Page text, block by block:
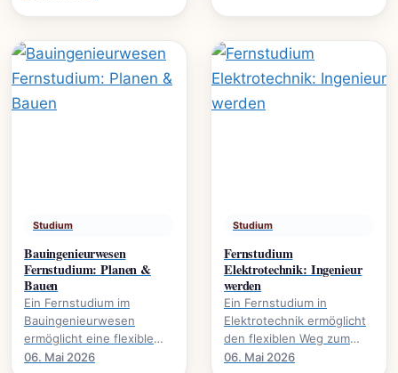
Studium
Bauingenieurwesen
Fernstudium: Planen &
Bauen
Ein Fernstudium im
Bauingenieurwesen
ermöglicht eine flexible
Karriereentwicklung., wie
06. Mai 2026
Studium
Fernstudium
Elektrotechnik: Ingenieur
werden
Ein Fernstudium in
Elektrotechnik ermöglicht
den flexiblen Weg zum
Ingenieurabschluss. Mehr
06. Mai 2026